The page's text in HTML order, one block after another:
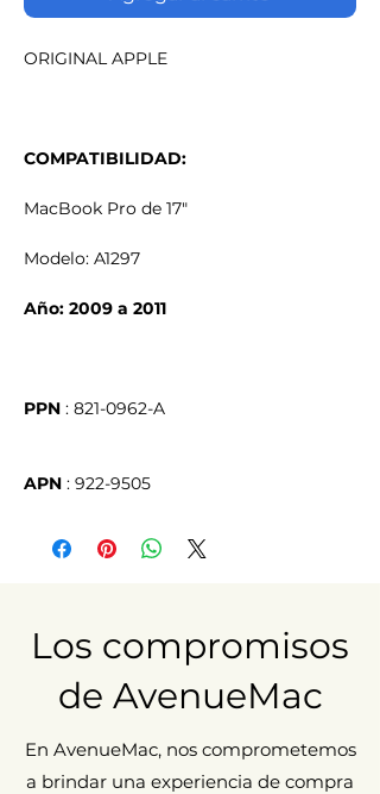
ORIGINAL APPLE
COMPATIBILIDAD:
MacBook Pro de 17"
Modelo: A1297
Año: 2009 a 2011
PPN
APN : 922-9505
Los compromisos
de AvenueMac
En AvenueMac, nos comprometemos
a brindar una experiencia de compra